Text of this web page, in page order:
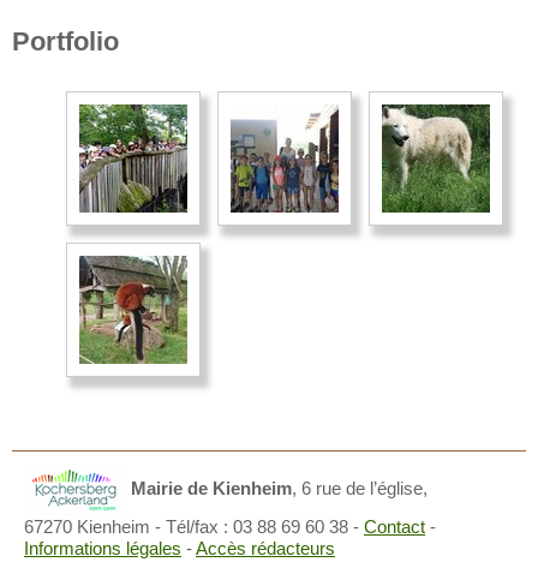
Portfolio
Mairie de Kienheim, 6 rue de l’église,
67270 Kienheim - Tél/fax : 03 88 69 60 38 - Contact -
Informations légales -Accès rédacteurs